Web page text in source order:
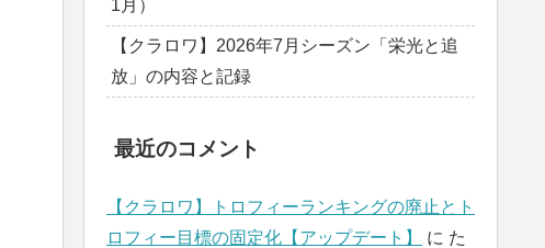
1月）
【クラロワ】2026年7月シーズン「栄光と追
放」の内容と記録
最近のコメント
【クラロワ】トロフィーランキングの廃止とト
ロフィー目標の固定化【アップデート】
に た